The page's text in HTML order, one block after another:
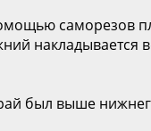
саморезов
был выше